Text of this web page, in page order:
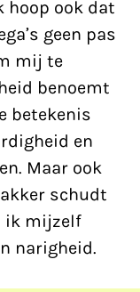
hoop ook dat
geen pas
mij te
benoemt
betekenis
en
Maar ook
schudt
ik mijzelf
narigheid.